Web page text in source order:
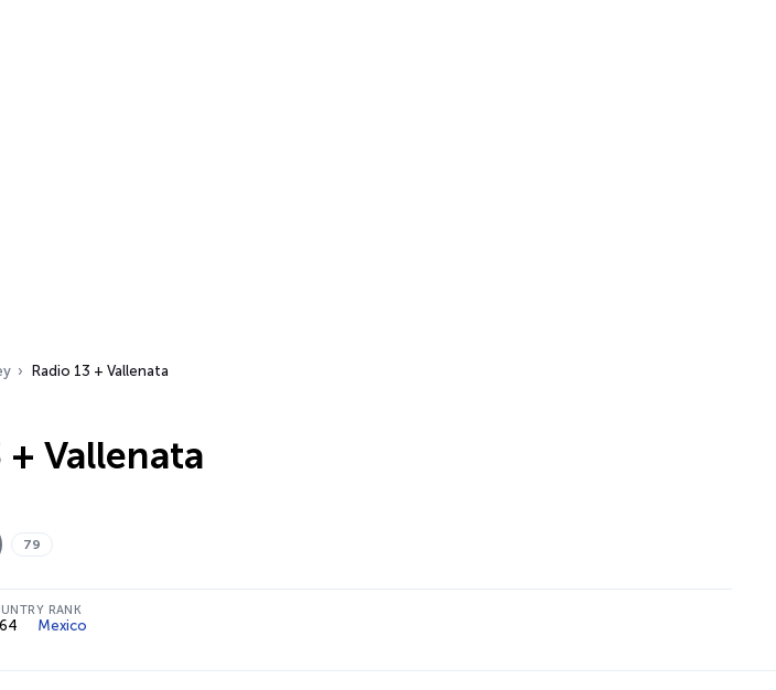
Radio 13 + Vallenata
+ Vallenata
79
RANK
Mexico